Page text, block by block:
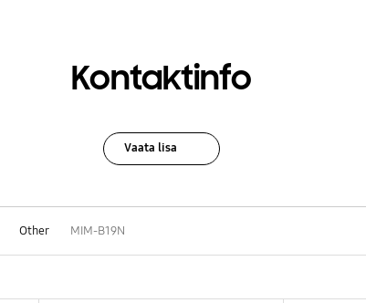
Kontaktinfo
Vaata lisa
Other MIM-B19N